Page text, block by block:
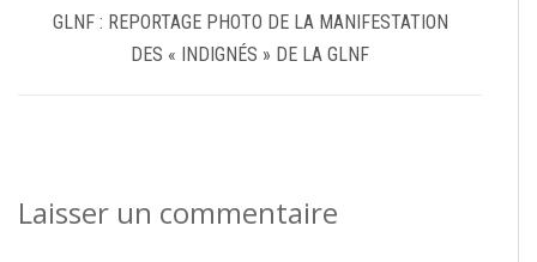
GLNF : REPORTAGE PHOTO DE LA MANIFESTATION
DES « INDIGNÉS » DE LA GLNF
Laisser un commentaire